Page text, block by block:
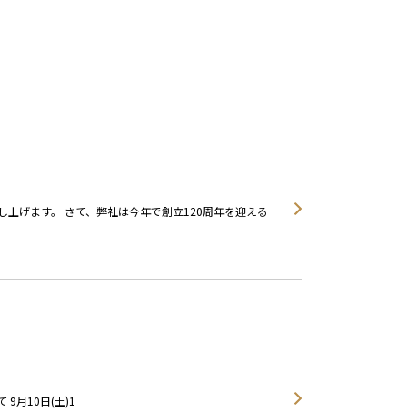
げます。 さて、弊社は今年で創立120周年を迎える
9月10日(土)1